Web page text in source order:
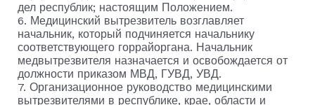
дел республик; настоящим Положением.
6. Медицинский вытрезвитель возглавляет
начальник, который подчиняется начальнику
соответствующего горрайоргана. Начальник
медвытрезвителя назначается и освобождается от
должности приказом МВД, ГУВД, УВД.
7. Организационное руководство медицинскими
вытрезвителями в республике, крае, области и